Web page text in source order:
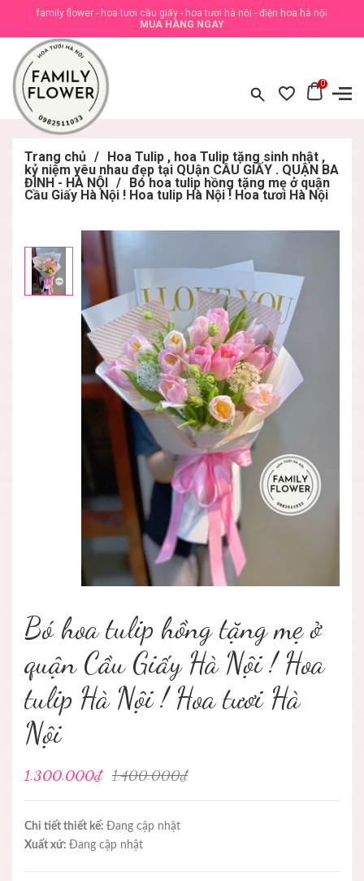
family flower - hoa tươi cầu giấy - hoa tươi hà nội - điện hoa hà nội
MUA HÀNG NGAY
0
Trang chủ / Hoa Tulip , hoa Tulip tặng sinh nhật ,
kỷ niệm yêu nhau đẹp tại QUận CẦU GIẤY . QUẬN BA
ĐÌNH - HÀ NỘI / Bó hoa tulip hồng tặng mẹ ở quận
Cầu Giấy Hà Nội ! Hoa tulip Hà Nội ! Hoa tươi Hà Nội
Bó hoa tulip hồng tặng mẹ ở
quận Cầu Giấy Hà Nội ! Hoa
tulip Hà Nội ! Hoa tươi Hà
Nội
1.300.000₫ 1.400.000₫
Chi tiết thiết kế: Đang cập nhật
Xuất xứ: Đang cập nhật